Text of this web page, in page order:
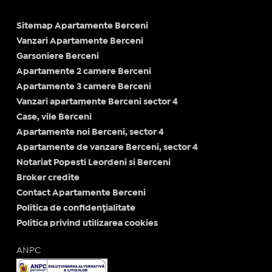
Sitemap Apartamente Berceni
Vanzari Apartamente Berceni
Garsoniere Berceni
Apartamente 2 camere Berceni
Apartamente 3 camere Berceni
Vanzari apartamente Berceni sector 4
Case, vile Berceni
Apartamente noi Berceni, sector 4
Apartamente de vanzare Berceni, sector 4
Notariat Popesti Leordeni si Berceni
Broker credite
Contact Apartamente Berceni
Politica de confidențialitate
Politica privind utilizarea cookies
ANPC